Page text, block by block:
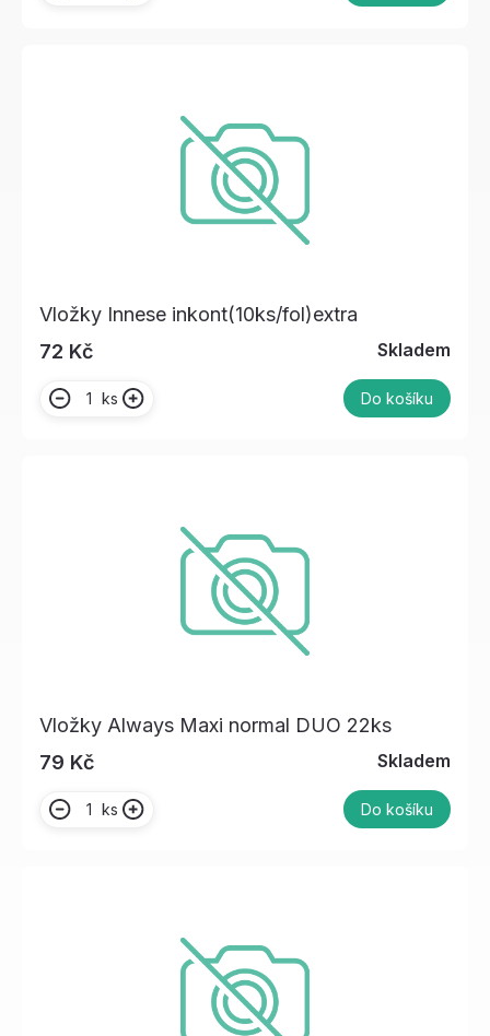
Vložky Innese inkont(10ks/fol)extra
72 Kč
Skladem
ks Do košíku
Vložky Always Maxi normal DUO 22ks
79 Kč
Skladem
ks Do košíku